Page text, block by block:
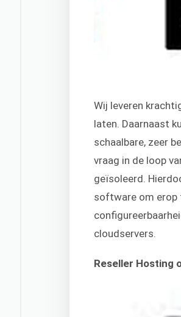
Wij leveren
laten. Daarnaast
schaalbare, zeer
vraag in de loop
geïsoleerd.
software om erop
cloudservers.
Reseller Hosting